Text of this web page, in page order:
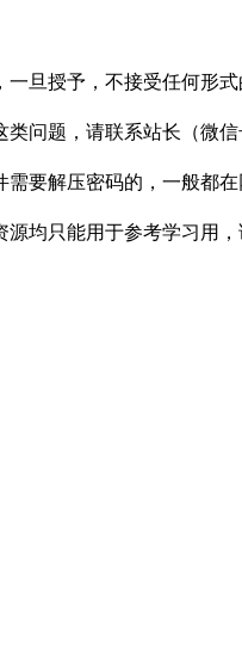
旦授予，不接受任何形
问题，请联系站长（微信
要解压密码的，一般都
均只能用于参考学习用